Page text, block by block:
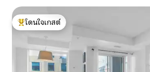
โดนใจเกสต์ที่สุด
โดนใจเกสต์